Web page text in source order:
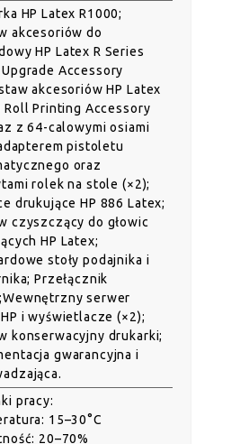
HP Latex R1000;
akcesoriów do
HP Latex R Series
Accessory
akcesoriów HP Latex
Roll Printing Accessory
z 64-calowymi osiami
pistoletu
oraz
rolek na stole (×2);
drukujące HP 886 Latex;
czyszczący do głowic
HP Latex;
stoły podajnika i
Przełącznik
serwer
i wyświetlacze (×2);
konserwacyjny drukarki;
gwarancyjna i
pracy:
15–30°C
20–70%